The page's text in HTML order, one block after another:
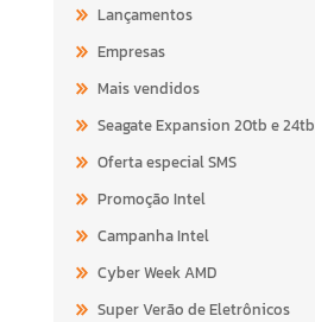
Lançamentos
Empresas
Mais vendidos
Seagate Expansion 20tb e 24tb
Oferta especial SMS
Promoção Intel
Campanha Intel
Cyber Week AMD
Super Verão de Eletrônicos